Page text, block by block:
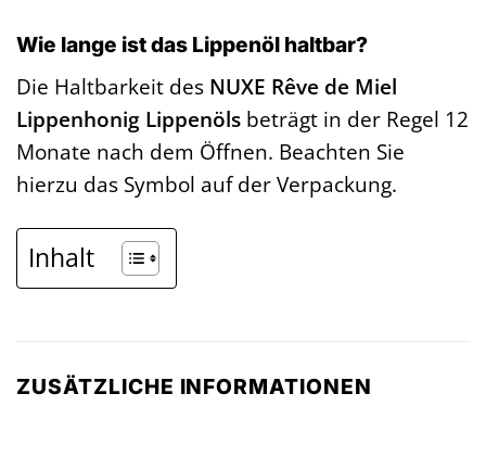
Wie lange ist das Lippenöl haltbar?
Die Haltbarkeit des NUXE Rêve de Miel
Lippenhonig Lippenöls beträgt in der Regel 12
Monate nach dem Öffnen. Beachten Sie
hierzu das Symbol auf der Verpackung.
Inhalt
ZUSÄTZLICHE INFORMATIONEN